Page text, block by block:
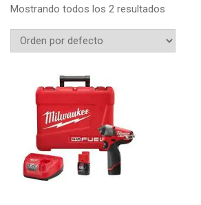
Mostrando todos los 2 resultados